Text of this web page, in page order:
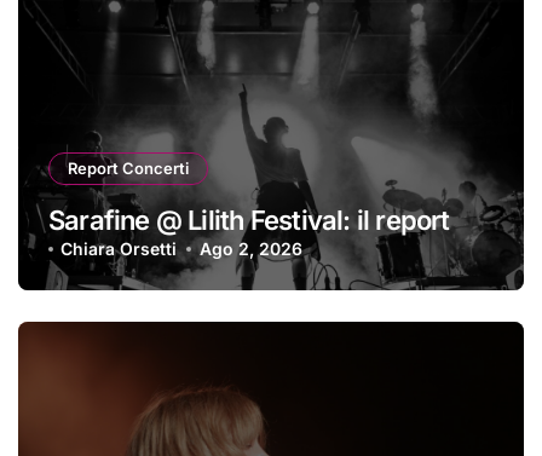
Report Concerti
Sarafine @ Lilith Festival: il report
Chiara Orsetti Ago 2, 2026